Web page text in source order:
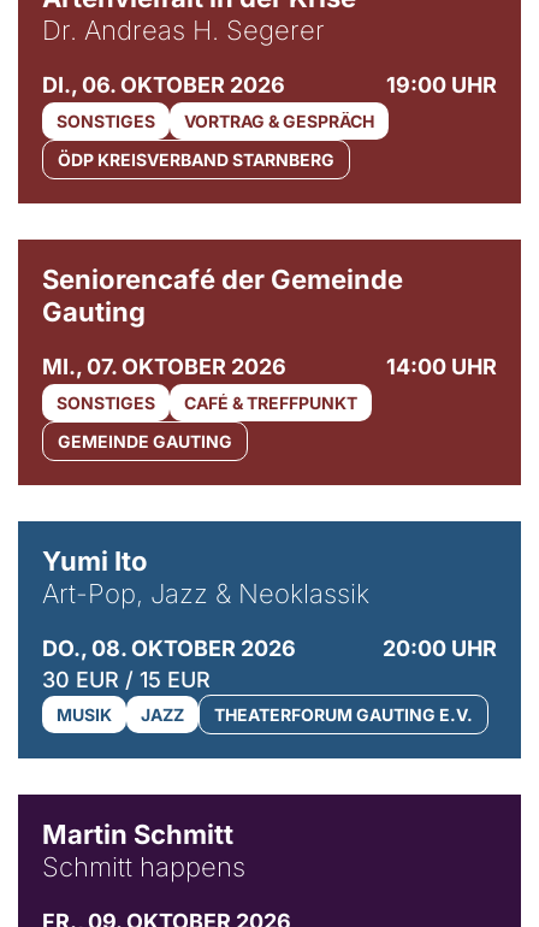
Dr. Andreas H. Segerer
DI., 06. OKTOBER 2026 19:00 UHR
SONSTIGES
VORTRAG & GESPRÄCH
ÖDP KREISVERBAND STARNBERG
Seniorencafé der Gemeinde
Gauting
MI., 07. OKTOBER 2026 14:00 UHR
SONSTIGES
CAFÉ & TREFFPUNKT
GEMEINDE GAUTING
Yumi Ito
Art-Pop, Jazz & Neoklassik
DO., 08. OKTOBER 2026
20:00 UHR
30 EUR / 15 EUR
MUSIK JAZZ THEATERFORUM GAUTING E.V.
Martin Schmitt
Schmitt happens
FR., 09. OKTOBER 2026